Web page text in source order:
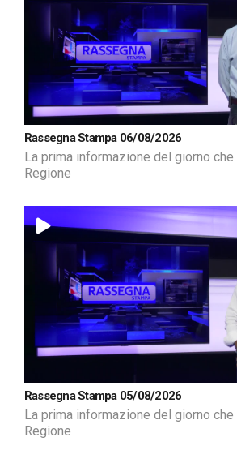
Rassegna Stampa 06/08/2026
La prima informazione del giorno
Regione
Rassegna Stampa 05/08/2026
La prima informazione del giorno
Regione